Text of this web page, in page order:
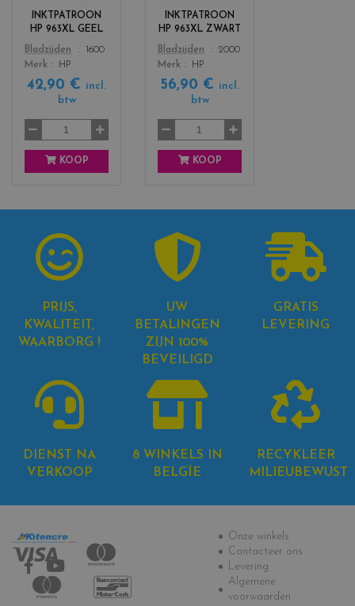
INKTPATROON
HP 963XL GEEL
Color
r
s
y
l
w
Bladzijden
1600
Merk
HP
42,90 €
incl.
btw
KOOP
INKTPATROON
HP 963XL ZWART
Color
r
s
b
a
Bladzijden
2000
Merk
HP
56,90 €
incl.
btw
KOOP
PRIJS,
KWALITEIT,
WAARBORG !
UW
BETALINGEN
ZIJN 100%
BEVEILIGD
GRATIS
LEVERING
DIENST NA
VERKOOP
8 WINKELS IN
BELGÏE
RECYKLEER
MILIEUBEWUST
Informatie
Onze winkels
Contacteer ons
Levering
Algemene
voorwaarden